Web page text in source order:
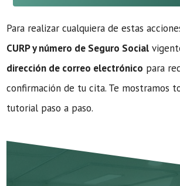
Para realizar cualquiera de estas
CURP y número de Seguro Social
dirección de correo electrónico para
confirmación de tu cita. Te mostramos
tutorial paso a paso.